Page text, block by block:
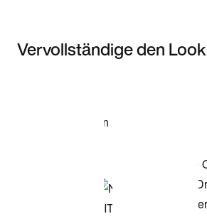
Vervollständige den Look
Modell anzeigen